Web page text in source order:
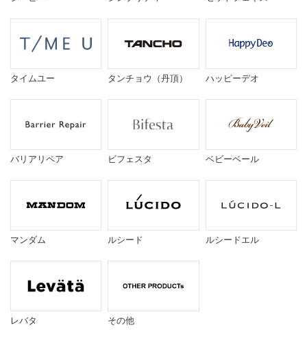
タイムユー タンチョウ（丹頂） ハッピーデオ
バリアリペア ビフェスタ ベビーベール
マンダム ルシード ルシードエル
レバタ その他